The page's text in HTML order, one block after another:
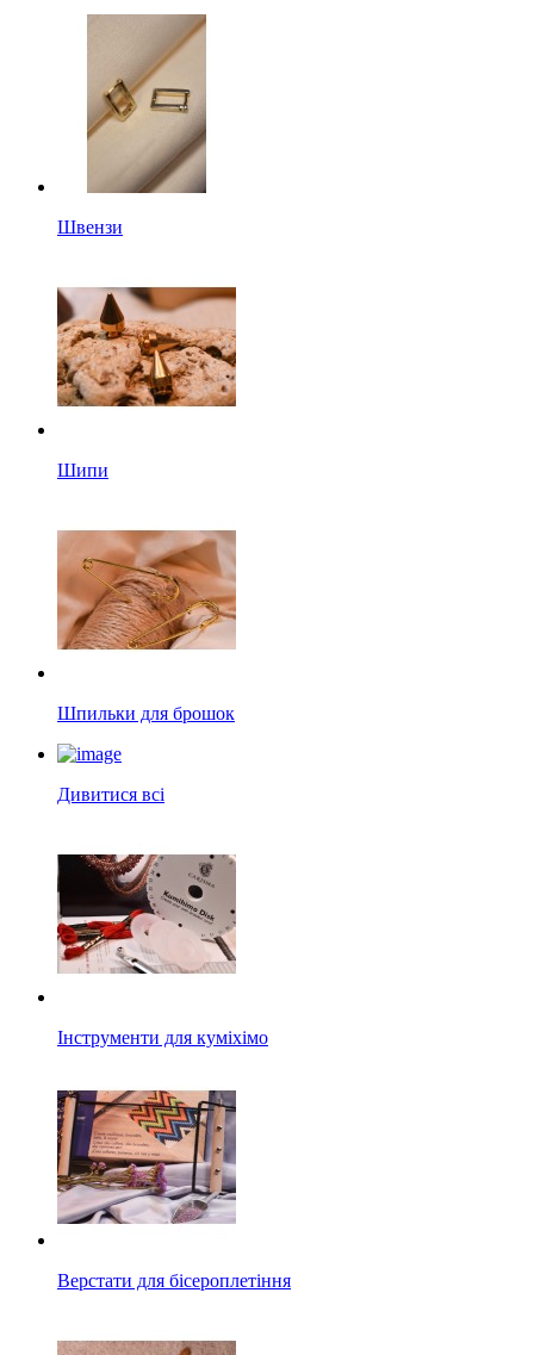
Швензи
Шипи
Шпильки для брошок
Дивитися всі
Інструменти для куміхімо
Верстати для бісероплетіння